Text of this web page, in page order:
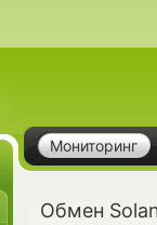
Мониторинг
Обмен